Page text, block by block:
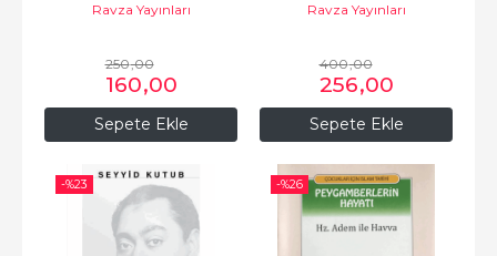
Sepete Ekle
Ravza Yayınları
250,00
160,00
Sepete Ekle
Ravza Yayınları
400,00
256,00
-%23 -%26